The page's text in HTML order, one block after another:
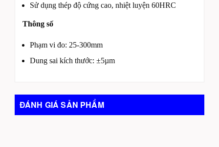
Sử dụng thép độ cứng cao, nhiệt luyện 60HRC
Thông số
Phạm vi đo: 25-300mm
Dung sai kích thước: ±5µm
ĐÁNH GIÁ SẢN PHẨM